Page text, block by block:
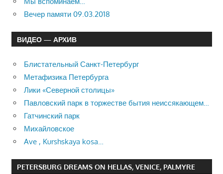
Вечер памяти 09.03.2018
ВИДЕО — АРХИВ
Блистательный Санкт-Петербург
Метафизика Петербурга
Лики «Северной столицы»
Павловский парк в торжестве бытия неиссякающем…
Гатчинский парк
Михайловское
Ave , Kurshskaya kosa…
PETERSBURG DREAMS ON HELLAS, VENICE, PALMYRE